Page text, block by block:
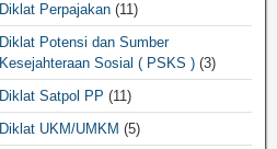
Diklat Perpajakan (11)
Diklat Potensi dan Sumber
Kesejahteraan Sosial ( PSKS ) (3)
Diklat Satpol PP (11)
Diklat UKM/UMKM (5)